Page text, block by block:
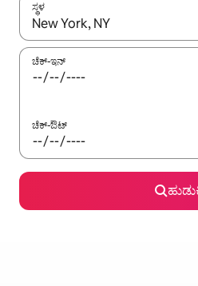
ಸ್ಥಳ
ಫಲಿತಾಂಶಗಳು ಲಭ್ಯವಿರುವಾಗ, ಅಪ್
ಚೆಕ್-ಇನ್
ಚೆಕ್-ಔಟ್